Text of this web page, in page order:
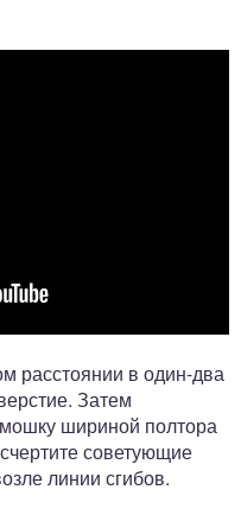
расстоянии в один-два
Затем
шириной полтора
советующие
линии сгибов.